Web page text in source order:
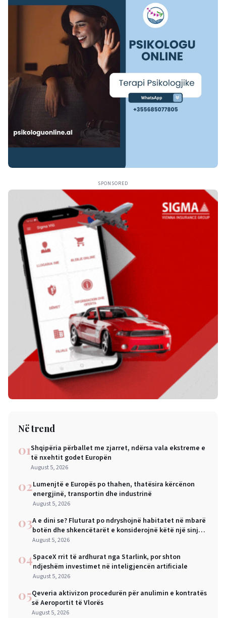
SPONSORED
Në trend
01Shqipëria përballet me zjarret, ndërsa vala ekstreme e
të nxehtit godet Europën
August 5, 2026
02Lumenjtë e Europës po thahen, thatësira kërcënon
energjinë, transportin dhe industrinë
August 5, 2026
03A e dini se? Fluturat po ndryshojnë habitatet në mbarë
botën dhe shkencëtarët e konsiderojnë këtë një sinjal
alarmi
August 5, 2026
04SpaceX rrit të ardhurat nga Starlink, por shton
ndjeshëm investimet në inteligjencën artificiale
August 5, 2026
05Qeveria aktivizon procedurën për anulimin e kontratës
së Aeroportit të Vlorës
August 5, 2026